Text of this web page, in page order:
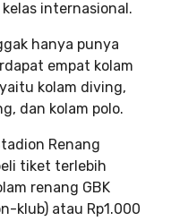
internasional.
hanya punya
empat kolam
kolam diving,
dan kolam polo.
Renang
tiket terlebih
renang GBK
klub) atau Rp1.000